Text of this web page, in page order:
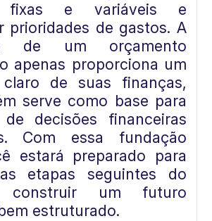
fixas e variáveis e
prioridades de gastos. A
de um orçamento
apenas proporciona um
claro de suas finanças,
serve como base para
decisões financeiras
Com essa fundação
estará preparado para
etapas seguintes do
um futuro
estruturado.